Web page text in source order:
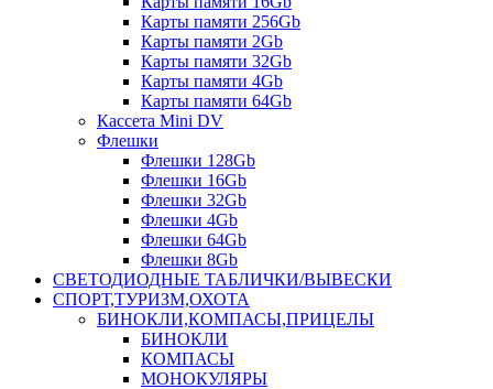
Карты памяти 256Gb
Карты памяти 2Gb
Карты памяти 32Gb
Карты памяти 4Gb
Карты памяти 64Gb
Кассета Mini DV
Флешки
Флешки 128Gb
Флешки 16Gb
Флешки 32Gb
Флешки 4Gb
Флешки 64Gb
Флешки 8Gb
СВЕТОДИОДНЫЕ ТАБЛИЧКИ/ВЫВЕСКИ
СПОРТ,ТУРИЗМ,ОХОТА
БИНОКЛИ,КОМПАСЫ,ПРИЦЕЛЫ
БИНОКЛИ
КОМПАСЫ
МОНОКУЛЯРЫ